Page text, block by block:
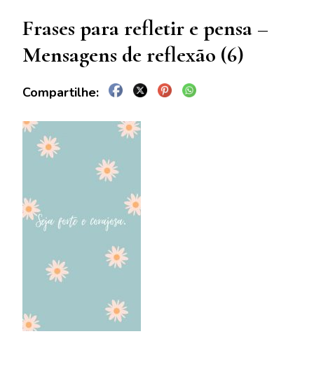
Frases para refletir e pensa –
Mensagens de reflexão (6)